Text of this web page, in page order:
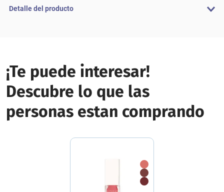
Detalle del producto
¡Te puede interesar!
Descubre lo que las
personas estan comprando